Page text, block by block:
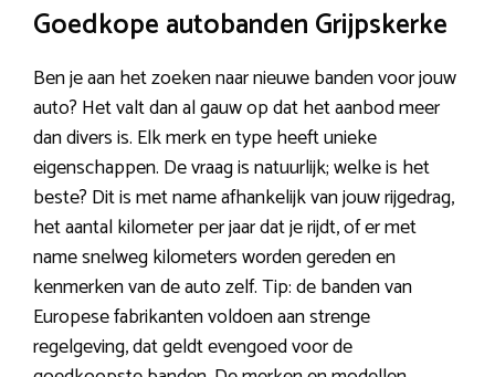
Goedkope autobanden Grijpskerke
Ben je aan het zoeken naar nieuwe banden voor jouw
auto? Het valt dan al gauw op dat het aanbod meer
dan divers is. Elk merk en type heeft unieke
eigenschappen. De vraag is natuurlijk; welke is het
beste? Dit is met name afhankelijk van jouw rijgedrag,
het aantal kilometer per jaar dat je rijdt, of er met
name snelweg kilometers worden gereden en
kenmerken van de auto zelf. Tip: de banden van
Europese fabrikanten voldoen aan strenge
regelgeving, dat geldt evengoed voor de